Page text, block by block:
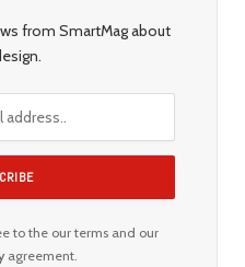
from SmartMag about
to the our terms and our
agreement.